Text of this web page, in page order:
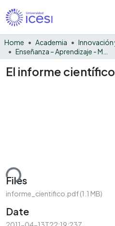
Home Academia
El informe científico
Files
informe_cientifico.pdf(1.1 MB)
Date